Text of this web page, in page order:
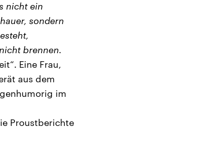
nicht ein
sondern
brennen.
Eine Frau,
aus dem
im
Proustberichte